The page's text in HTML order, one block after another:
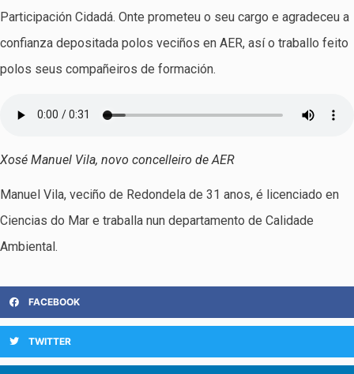
Participación Cidadá. Onte prometeu o seu cargo e agradeceu a
confianza depositada polos veciños en AER, así o traballo feito
polos seus compañeiros de formación.
Xosé Manuel Vila, novo concelleiro de AER
Manuel Vila, veciño de Redondela de 31 anos, é licenciado en
Ciencias do Mar e traballa nun departamento de Calidade
Ambiental.
FACEBOOK
TWITTER